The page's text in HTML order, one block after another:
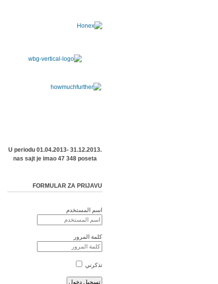
U periodu 01.04.2013- 31.12.2013.
nas sajt je imao 47 348 poseta
FORMULAR ZA PRIJAVU
اسم المستخدم
كلمة المرور
تذكرني